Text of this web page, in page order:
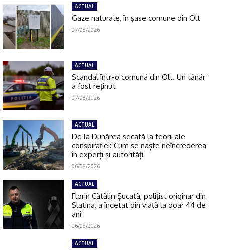
ACTUAL
Gaze naturale, în şase comune din Olt
07/08/2026
ACTUAL
Scandal într-o comună din Olt. Un tânăr
a fost reţinut
07/08/2026
ACTUAL
De la Dunărea secată la teorii ale
conspirației: Cum se naște neîncrederea
în experți și autorități
06/08/2026
ACTUAL
Florin Cătălin Șucată, poliţist originar din
Slatina, a încetat din viață la doar 44 de
ani
06/08/2026
ACTUAL